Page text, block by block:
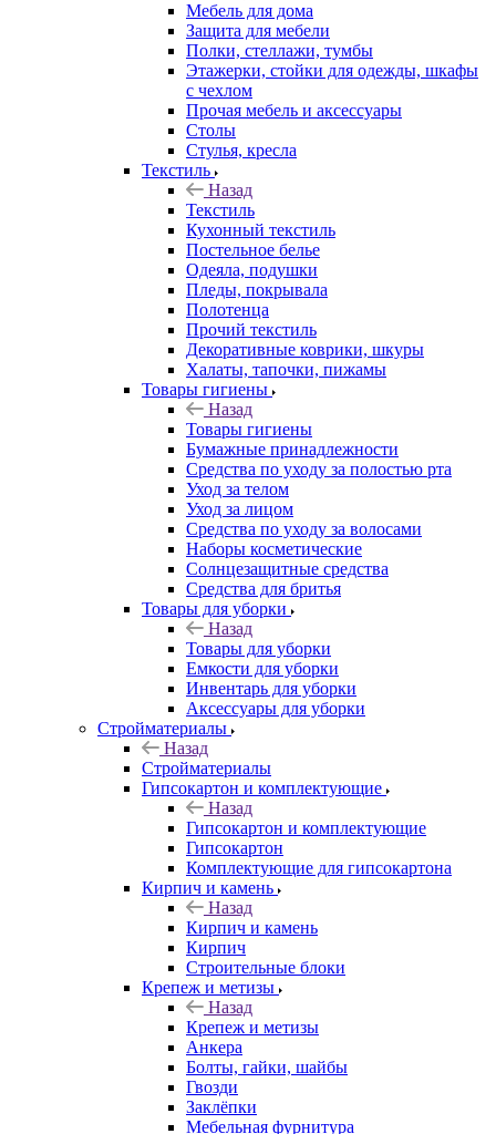
Мебель для дома
Защита для мебели
Полки, стеллажи, тумбы
Этажерки, стойки для одежды, шкафы
с чехлом
Прочая мебель и аксессуары
Столы
Стулья, кресла
Текстиль
Назад
Текстиль
Кухонный текстиль
Постельное белье
Одеяла, подушки
Пледы, покрывала
Полотенца
Прочий текстиль
Декоративные коврики, шкуры
Халаты, тапочки, пижамы
Товары гигиены
Назад
Товары гигиены
Бумажные принадлежности
Средства по уходу за полостью рта
Уход за телом
Уход за лицом
Средства по уходу за волосами
Наборы косметические
Солнцезащитные средства
Средства для бритья
Товары для уборки
Назад
Товары для уборки
Емкости для уборки
Инвентарь для уборки
Аксессуары для уборки
Стройматериалы
Назад
Стройматериалы
Гипсокартон и комплектующие
Назад
Гипсокартон и комплектующие
Гипсокартон
Комплектующие для гипсокартона
Кирпич и камень
Назад
Кирпич и камень
Кирпич
Строительные блоки
Крепеж и метизы
Назад
Крепеж и метизы
Анкера
Болты, гайки, шайбы
Гвозди
Заклёпки
Мебельная фурнитура